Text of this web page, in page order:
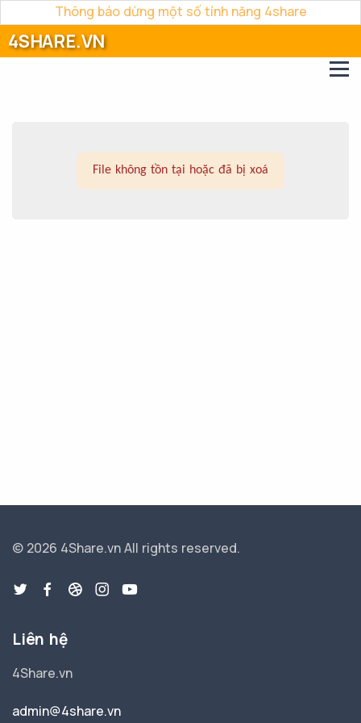
Thông báo dừng một số tính năng 4share
4SHARE.VN
File không tồn tại hoặc đã bị xoá
© 2026 4Share.vnAll rights reserved.
Liên hệ
4Share.vn
admin@4share.vn